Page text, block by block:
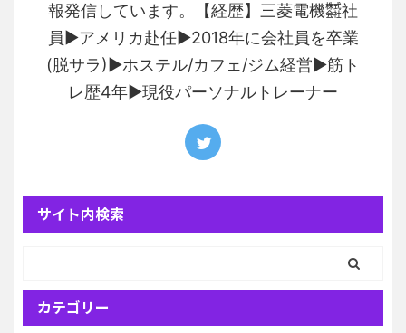
報発信しています。【経歴】三菱電機㍿社
員▶︎アメリカ赴任▶︎2018年に会社員を卒業
(脱サラ)▶︎ホステル/カフェ/ジム経営▶︎筋ト
レ歴4年▶︎現役パーソナルトレーナー
サイト内検索
カテゴリー